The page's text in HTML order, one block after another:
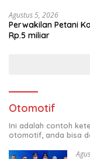
Agustus 5, 2026
Perwakilan Petani
Rp.5 miliar
Otomotif
Ini adalah contoh
otomotif, anda bisa